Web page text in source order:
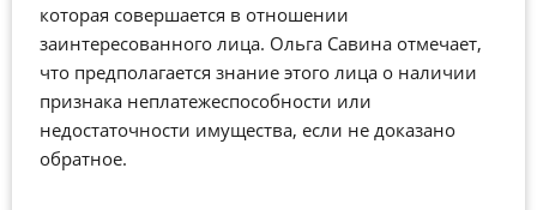
которая совершается в отношении
заинтересованного лица. Ольга Савина отмечает,
что предполагается знание этого лица о наличии
признака неплатежеспособности или
недостаточности имущества, если не доказано
обратное.